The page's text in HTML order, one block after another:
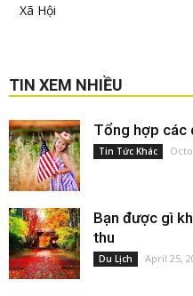
Xã Hội
TIN XEM NHIỀU
Tổng hợp các
Tin Tức Khác
Bạn được gì
thu
Du Lịch April 25,